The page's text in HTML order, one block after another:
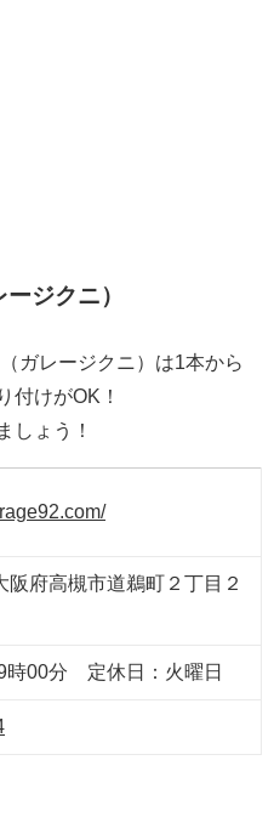
ジクニ）
ガレージクニ）は1本から
付けがOK！
しょう！
阪府高槻市道鵜町２丁目２
時00分 定休日：火曜日